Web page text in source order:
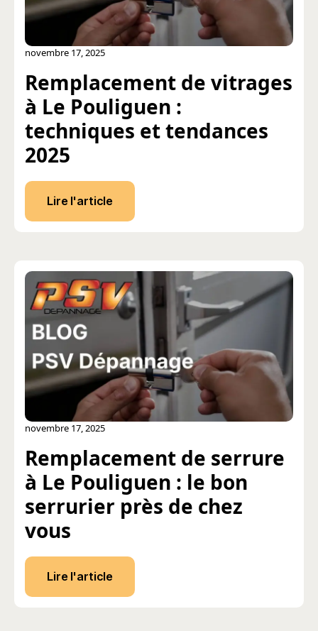
Remplacement de vitrages
à Le Pouliguen :
techniques et tendances
2025
novembre 17, 2025
Lire l'article
Remplacement de serrure
à Le Pouliguen : le bon
serrurier près de chez
vous
novembre 17, 2025
Lire l'article